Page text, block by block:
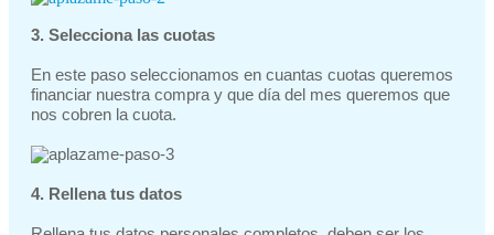
3. Selecciona las cuotas
En este paso seleccionamos en cuantas cuotas queremos
financiar nuestra compra y que día del mes queremos que
nos cobren la cuota.
4. Rellena tus datos